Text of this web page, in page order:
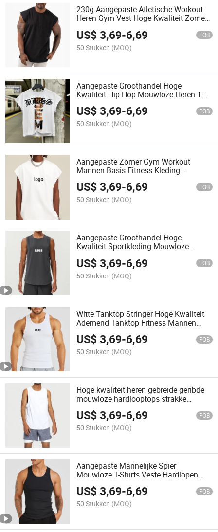
230g Aangepaste Atletische Workout
Heren Gym Vest Hoge Kwaliteit Zomer
Katoenen Oversized Mouwloos T-shirt
Heren Vest
US$3,69-6,69 FOB
50 Stukken (MOQ)
Aangepaste Groothandel Hoge
Kwaliteit Hip Hop Mouwloze Heren T-
shirts Katoenen Tanktops Effen
Aangepaste Sportschool Strass Vesten
US$3,69-6,69 FOB
50 Stukken (MOQ)
Aangepaste Zomer Gym Workout
Mannen Basis Fitness Kleding
Sportkleding Mannen Vesten Tanktop
US$3,69-6,69 FOB
50 Stukken (MOQ)
Aangepaste Groothandel Hoge
Kwaliteit Sportkleding Mouwloze
Effen Aangepaste Gym Vesten Mannen
Tanktops
US$3,69-6,69 FOB
50 Stukken (MOQ)
Witte Tanktop Stringer Hoge Kwaliteit
Ademend Tanktop Fitness Mannen
Bodybuilding Mouwloos Veste Workout
Hardloopvest
US$3,69-6,69 FOB
50 Stukken (MOQ)
Hoge kwaliteit heren gebreide geribde
mouwloze hardlooptops strakke
mannenvest sport gym fitness spier
mannen tanktop
US$3,69-6,69 FOB
50 Stukken (MOQ)
Aangepaste Mannelijke Spier
Mouwloze T-Shirts Veste Hardlopen
Stringer Fitness Sport Workout Vest
Geribbelde Gym Tanktop
US$3,69-6,69 FOB
50 Stukken (MOQ)